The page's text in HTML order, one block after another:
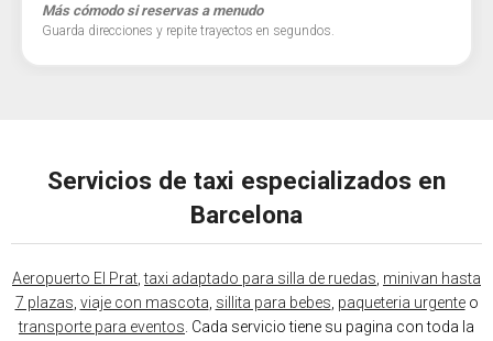
Más cómodo si reservas a menudo
Guarda direcciones y repite trayectos en segundos.
Servicios de taxi especializados en
Barcelona
Aeropuerto El Prat ,taxi adaptado para silla de ruedas minivan hasta
7 plazas viaje con mascota sillita para bebes paqueteria urgenteo
transporte para eventos . Cada servicio tiene su pagina con toda la